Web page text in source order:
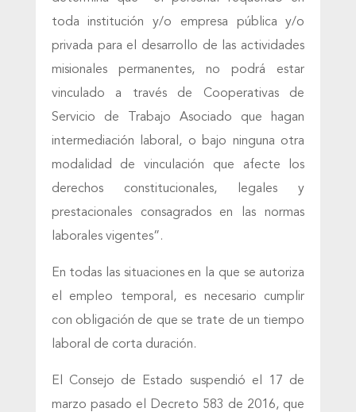
toda institución y/o empresa pública y/o
privada para el desarrollo de las actividades
misionales permanentes, no podrá estar
vinculado a través de Cooperativas de
Servicio de Trabajo Asociado que hagan
intermediación laboral, o bajo ninguna otra
modalidad de vinculación que afecte los
derechos constitucionales, legales y
prestacionales consagrados en las normas
laborales vigentes”.
En todas las situaciones en la que se autoriza
el empleo temporal, es necesario cumplir
con obligación de que se trate de un tiempo
laboral de corta duración.
El Consejo de Estado suspendió el 17 de
marzo pasado el Decreto 583 de 2016, que